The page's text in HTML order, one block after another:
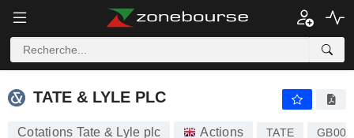
TATE & LYLE PLC 553,75
TATE & LYLE PLC
Cotations Tate & Lyle plc Actions TATE